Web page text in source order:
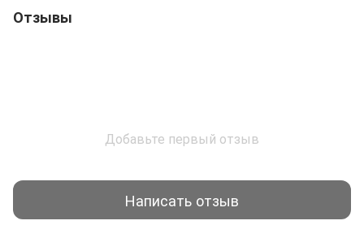
Отзывы
Добавьте первый отзыв
Написать отзыв